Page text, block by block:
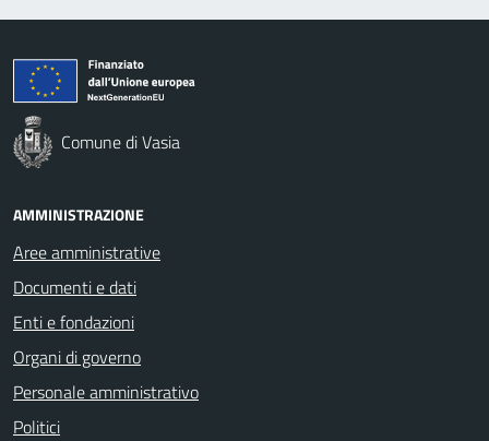
Comune di Vasia
AMMINISTRAZIONE
Aree amministrative
Documenti e dati
Enti e fondazioni
Organi di governo
Personale amministrativo
Politici